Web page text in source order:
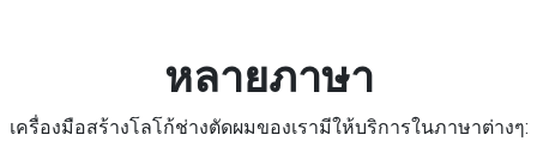
หลายภาษา
เครื่องมือสร้างโลโก้ช่างตัดผมของเรามีให้บริการในภาษาต่างๆ: